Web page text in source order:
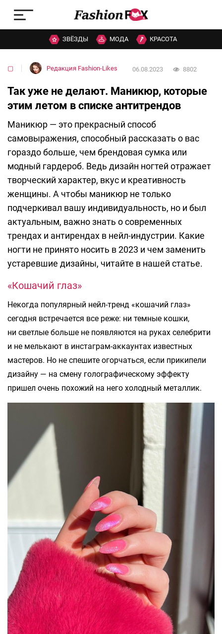
ЗВЁЗДЫ МОДА КРАСОТА
▢ Редакция Fashion-Likes 06.08.2023 8802
Так уже не делают. Маникюр, которые
этим летом в списке антитрендов
Маникюр — это прекрасный способ
самовыражения, способный рассказать о вас
гораздо больше, чем брендовая сумка или
модный гардероб. Ведь дизайн ногтей отражает
творческий характер, вкус и креативность
женщины. А чтобы маникюр не только
подчеркивал вашу индивидуальность, но и был
актуальным, важно знать о современных
трендах и антирендах в нейл-индустрии. Какие
ногти не принято носить в 2023 и чем заменить
устаревшие дизайны, читайте в нашей статье.
«Кошачий глаз»
Некогда популярный нейл-тренд «кошачий глаз»
сегодня встречается все реже: ни темные кошки,
ни светлые больше не появляются на руках селебрити
и не мелькают в инстаграм-аккаунтах известных
мастеров. Но не спешите огорчаться, если прикипели
дизайну — на смену голографическому эффекту
пришел очень похожий на него холодный металлик.